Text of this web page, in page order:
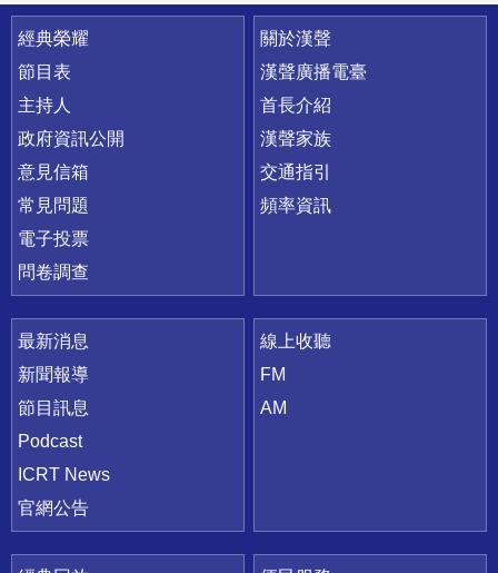
快速連結
經典榮耀
節目表
主持人
政府資訊公開
意見信箱
常見問題
電子投票
問卷調查
關於漢聲
漢聲廣播電臺
首長介紹
漢聲家族
交通指引
頻率資訊
最新消息
新聞報導
節目訊息
Podcast
ICRT News
官網公告
線上收聽
FM
AM